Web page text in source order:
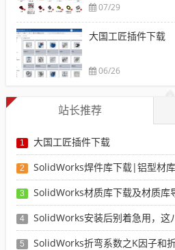
07/29
大国工匠插件下载
06/26
站长推荐
1 大国工匠插件下载
2 SolidWorks焊件库下载|铝型材库下载|
3 SolidWorks材质库下载及材质库
4 SolidWorks安装后别着急用，这八个重要
5 SolidWorks折弯系数之K因子和